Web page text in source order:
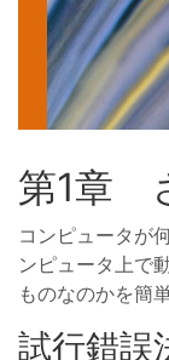
第1章
コンピュータが
ンピュータ上で
ものなのかを簡
試行錯